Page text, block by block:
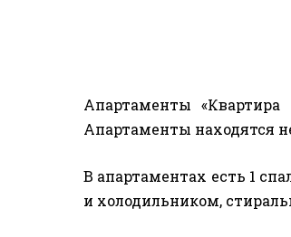
Апартаменты
Апартаменты находятся
В апартаментах есть 1
и холодильником,